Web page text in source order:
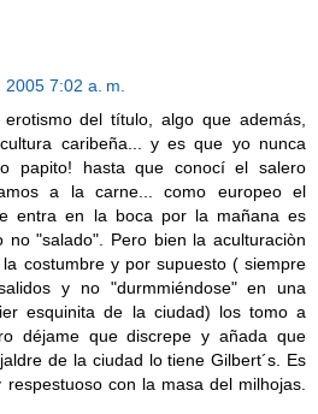
7:02 a. m.
del título, algo que además,
caribeña... y es que yo nunca
papito! hasta que conocí el salero
a la carne... como europeo el
entra en la boca por la mañana es
no "salado". Pero bien la aculturaciòn
costumbre y por supuesto ( siempre
y no "durmmiéndose" en una
esquinita de la ciudad) los tomo a
déjame que discrepe y añada que
de la ciudad lo tiene Gilbert´s. Es
con la masa del milhojas.